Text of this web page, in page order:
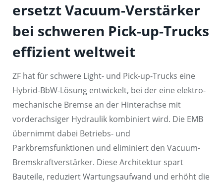
ersetzt Vacuum-Verstärker
bei schweren Pick-up-Trucks
effizient weltweit
ZF hat für schwere Light- und Pick-up-Trucks eine
Hybrid-BbW-Lösung entwickelt, bei der eine elektro-
mechanische Bremse an der Hinterachse mit
vorderachsiger Hydraulik kombiniert wird. Die EMB
übernimmt dabei Betriebs- und
Parkbremsfunktionen und eliminiert den Vacuum-
Bremskraftverstärker. Diese Architektur spart
Bauteile, reduziert Wartungsaufwand und erhöht die